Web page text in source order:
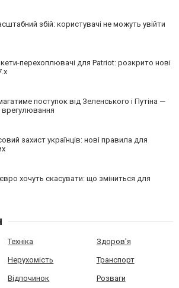
збій: користувачі не можуть увійти
перехоплювачі для Patriot: розкрито нові
поступок від Зеленського і Путіна —
врегулювання
захист українців: нові правила для
хочуть скасувати: що зміниться для
Техніка Здоров'я
Нерухомість Транспорт
Відпочинок Розваги